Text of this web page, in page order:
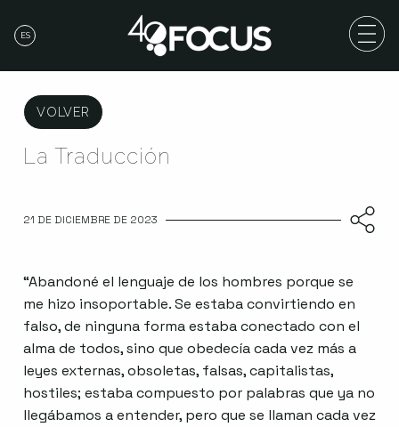
ES
VOLVER
La Traducción
21 DE DICIEMBRE DE 2023
“Abandoné el lenguaje de los hombres porque se
me hizo insoportable. Se estaba convirtiendo en
falso, de ninguna forma estaba conectado con el
alma de todos, sino que obedecía cada vez más a
leyes externas, obsoletas, falsas, capitalistas,
hostiles; estaba compuesto por palabras que ya no
llegábamos a entender, pero que se llaman cada vez